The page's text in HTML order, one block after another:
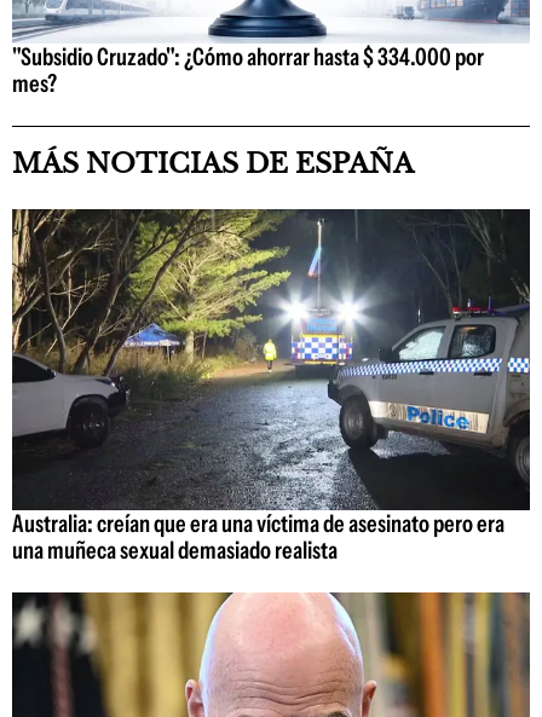
"Subsidio Cruzado": ¿Cómo ahorrar hasta $ 334.000 por
mes?
MÁS NOTICIAS DE ESPAÑA
Australia: creían que era una víctima de asesinato pero era
una muñeca sexual demasiado realista